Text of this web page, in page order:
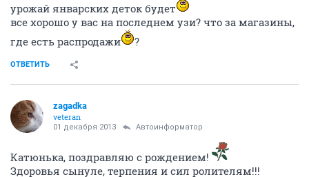
урожай январских деток будет
все хорошо у вас на последнем узи? что за магазины,
где есть распродажи
?
ОТВЕТИТЬ
zagadka
veteran
01 декабря 2013 Автоинформатор
Катюнька, поздравляю с рождением!
Здоровья сынуле, терпения и сил ролителям!!!